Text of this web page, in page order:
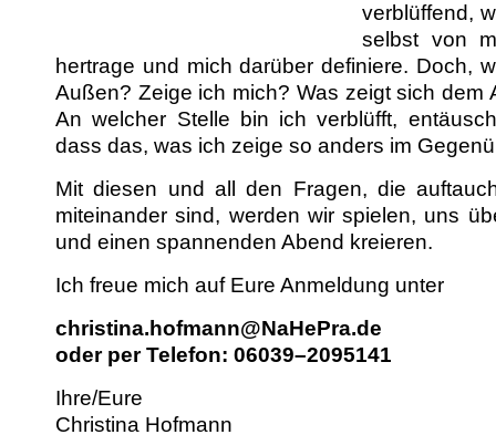
verblüf­fend,
selb­st von
her­trage und mich darüber definiere. Doch,
Außen? Zeige ich mich? Was zeigt sich dem
An welch­er Stelle bin ich verblüfft,
dass das, was ich zeige so anders im
Mit diesen und all den Fra­gen, die
miteinan­der sind, wer­den wir spie­len, uns
und einen span­nen­den Abend kreieren.
Ich freue mich auf Eure Anmel­dung unter
christina.hofmann@NaHePra.de
oder per Tele­fon: 06039–2095141
Ihre/Eure
Christi­na Hofmann